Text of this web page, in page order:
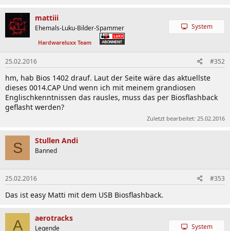
mattiii
Ehemals-Luku-Bilder-Spammer
Hardwareluxx Team
System
25.02.2016 #352
hm, hab Bios 1402 drauf. Laut der Seite wäre das aktuellste
dieses 0014.CAP Und wenn ich mit meinem grandiosen
Englischkenntnissen das rausles, muss das per Biosflashback
geflasht werden?
Zuletzt bearbeitet: 25.02.2016
S Stullen Andi
Banned
25.02.2016 #353
Das ist easy Matti mit dem USB Biosflashback.
A aerotracks
Legende System